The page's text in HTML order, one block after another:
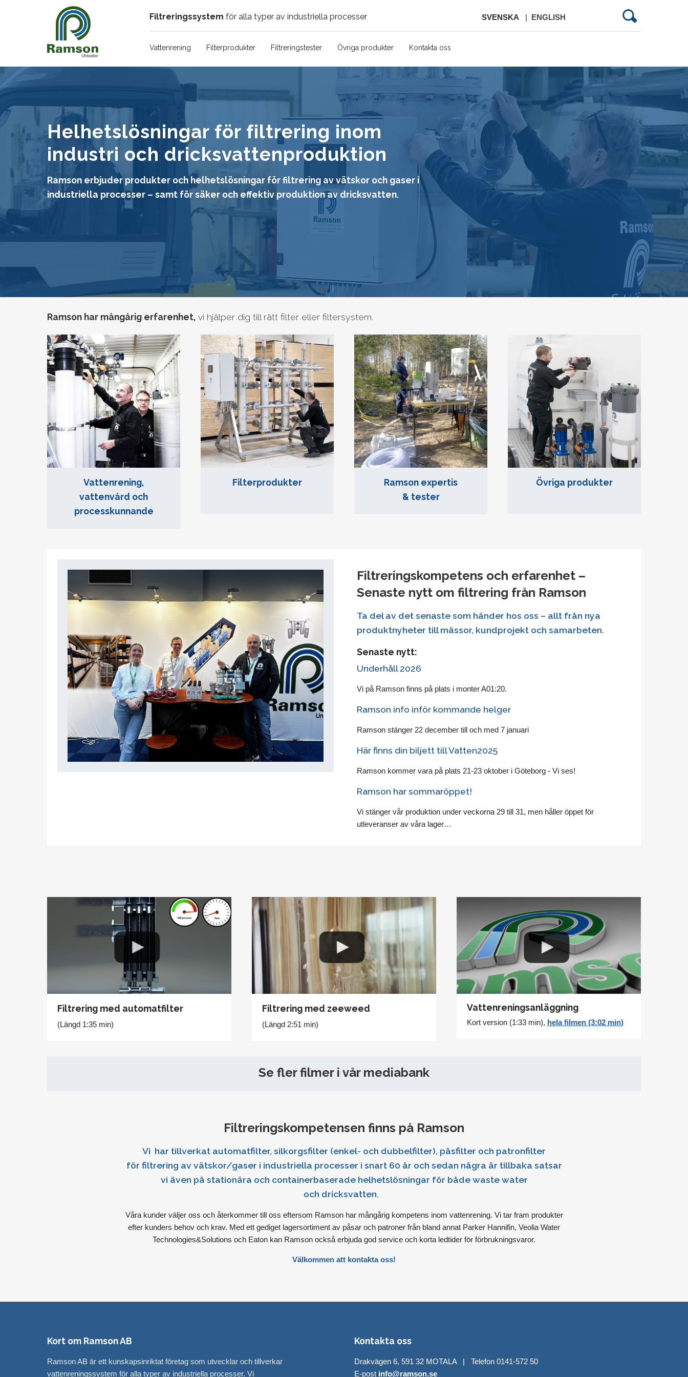
Filtreringssystem för alla typer av industriella processer SVENSKA | ENGLISH
Vattenrening Filterprodukter Filtreringstester Övriga produkter Kontakta oss
Helhetslösningar för filtrering inom
industri och dricksvattenproduktion
Ramson erbjuder produkter och helhetslösningar för filtrering av vätskor och gaser i
industriella processer – samt för säker och effektiv produktion av dricksvatten.
Ramson har mångårig erfarenhet, vi hjälper dig till rätt filter eller filtersystem.
Vattenrening,
vattenvård och
processkunnande
Filterprodukter
Ramson expertis
& tester
Övriga produkter
Filtreringskompetens och erfarenhet –
Senaste nytt om filtrering från Ramson
Ta del av det senaste som händer hos oss – allt från nya
produktnyheter till mässor, kundprojekt och samarbeten.
Senaste nytt:
Underhåll 2026
Vi på Ramson finns på plats i monter A01:20.
Ramson info inför kommande helger
Ramson stänger 22 december till och med 7 januari
Här finns din biljett till Vatten2025
Ramson kommer vara på plats 21-23 oktober i Göteborg - Vi ses!
Ramson har sommaröppet!
Vi stänger vår produktion under veckorna 29 till 31, men håller öppet för
utleveranser av våra lager…
Filtrering med automatfilter
(Längd 1:35 min)
Filtrering med zeeweed
(Längd 2:51 min)
Vattenreningsanläggning
Kort version (1:33 min), hela filmen (3:02 min)
Se fler filmer i vår mediabank
Filtreringskompetensen finns på Ramson
Vi har tillverkat automatfilter, silkorgsfilter (enkel- och dubbelfilter), påsfilter och patronfilter
för filtrering av vätskor/gaser i industriella processer i snart 60 år och sedan några år tillbaka satsar
vi även på stationära och containerbaserade helhetslösningar för både waste water
och dricksvatten.
Våra kunder väljer oss och återkommer till oss eftersom Ramson har mångårig kompetens inom vattenrening. Vi tar fram produkter
efter kunders behov och krav. Med ett gediget lagersortiment av påsar och patroner från bland annat Parker Hannifin, Veolia Water
Technologies&Solutions och Eaton kan Ramson också erbjuda god service och korta ledtider för förbrukningsvaror.
Välkommen att kontakta oss!
Kort om Ramson AB
Ramson AB är ett kunskapsinriktat företag som utvecklar och tillverkar
vattenreningssystem för alla typer av industriella processer. Vi
Kontakta oss
Drakvägen 6, 591 32 MOTALA | Telefon 0141-572 50
E-post info@ramson.se